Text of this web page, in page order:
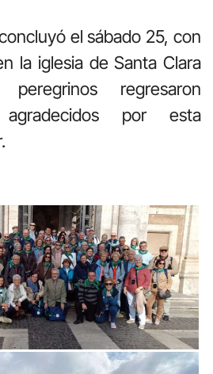
el sábado 25, con
la iglesia de Santa Clara
regresaron
agradecidos por esta